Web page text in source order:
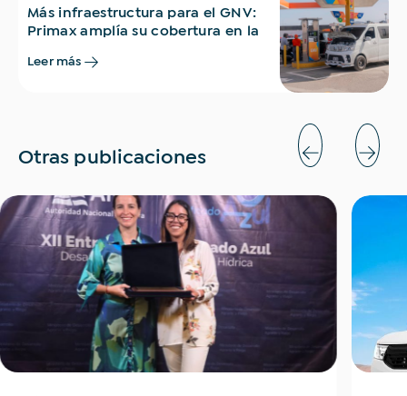
Más infraestructura para el GNV:
Primax amplía su cobertura en la
estación en Chilca
Leer más
Otras publicaciones